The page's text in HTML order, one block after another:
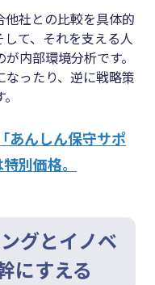
他社との比較を具体的
て、それを支える人
内部環境分析です。
ったり、逆に戦略策
あんしん保守サポ
別価格。
グとイノベ
にすえる